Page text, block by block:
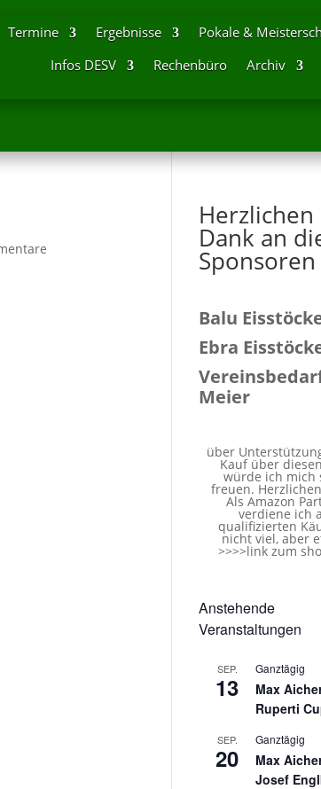
Termine Ergebnisse
Pokale &
Infos DESV
Rechenbüro Archiv
Herzlichen
Dank an
Sponsoren
Balu
Ebra
Meier
über
Kauf über
würde ich mich
freuen.
Als Amazon
verdiene ich
qualifizierten
nicht viel, aber
>>>>link zum
Anstehende
Veranstaltungen
SEP.
13
Ganztägig
Max
Ruperti
SEP.
20
Ganztägig
Max
Josef